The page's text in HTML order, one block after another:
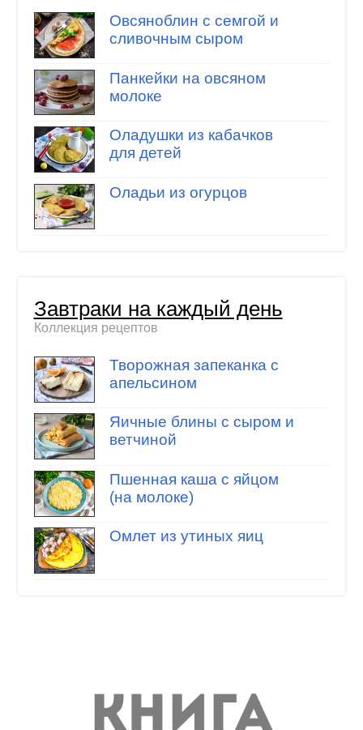
Овсяноблин с семгой и
сливочным сыром
Панкейки на овсяном
молоке
Оладушки из кабачков
для детей
Оладьи из огурцов
Завтраки на каждый день
Коллекция рецептов
Творожная запеканка с
апельсином
Яичные блины с сыром и
ветчиной
Пшенная каша с яйцом
(на молоке)
Омлет из утиных яиц